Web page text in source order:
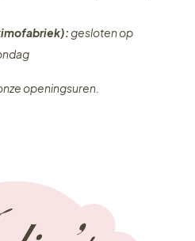
gesloten op
openingsuren.